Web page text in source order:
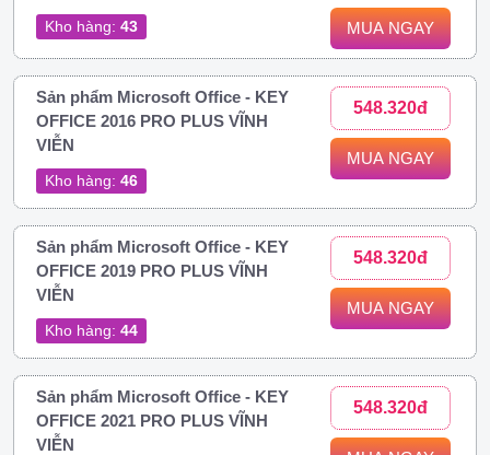
Kho hàng: 43 MUA NGAY
Sản phẩm Microsoft Office - KEY
OFFICE 2016 PRO PLUS VĨNH
VIỄN
Kho hàng: 46
548.320đ
MUA NGAY
Sản phẩm Microsoft Office - KEY
OFFICE 2019 PRO PLUS VĨNH
VIỄN
Kho hàng: 44
548.320đ
MUA NGAY
Sản phẩm Microsoft Office - KEY
OFFICE 2021 PRO PLUS VĨNH
VIỄN
548.320đ